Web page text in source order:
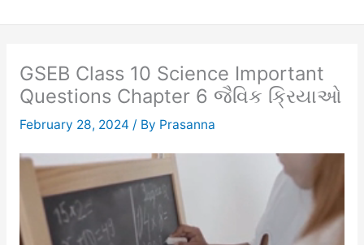
GSEB Class 10 Science Important
Questions Chapter 6 જૈવિક ક્રિયાઓ
February 28, 2024 / By Prasanna